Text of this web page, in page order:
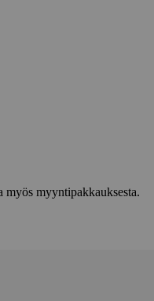
myös myyntipakkauksesta.